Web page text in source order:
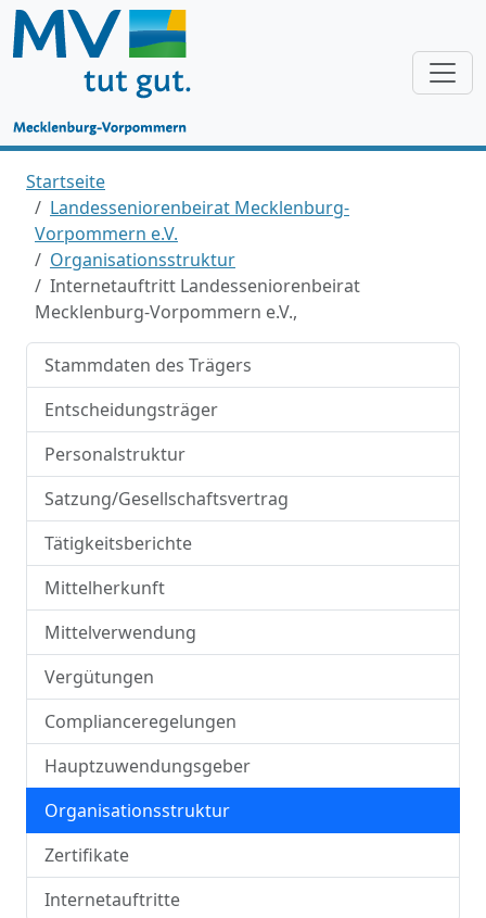
Startseite
Landesseniorenbeirat Mecklenburg-
Vorpommern e.V.
Organisationsstruktur
Internetauftritt Landesseniorenbeirat
Mecklenburg-Vorpommern e.V.,
Stammdaten des Trägers
Entscheidungsträger
Personalstruktur
Satzung/Gesellschaftsvertrag
Tätigkeitsberichte
Mittelherkunft
Mittelverwendung
Vergütungen
Complianceregelungen
Hauptzuwendungsgeber
Organisationsstruktur
Zertifikate
Internetauftritte